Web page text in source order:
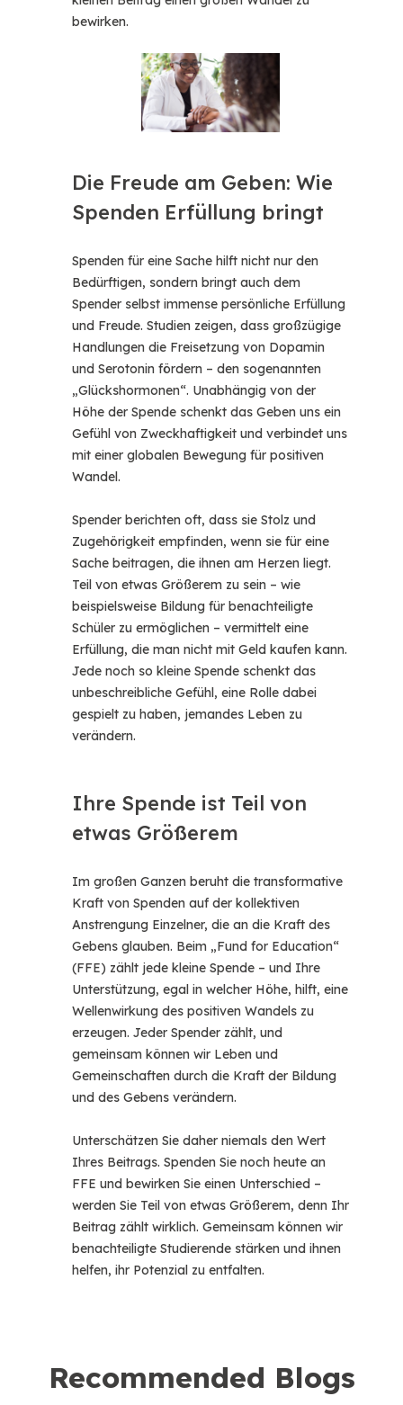
bewirken.
Die Freude am Geben: Wie
Spenden Erfüllung bringt
Spenden für eine Sache hilft nicht nur den
Bedürftigen, sondern bringt auch dem
Spender selbst immense persönliche Erfüllung
und Freude. Studien zeigen, dass großzügige
Handlungen die Freisetzung von Dopamin
und Serotonin fördern – den sogenannten
„Glückshormonen“. Unabhängig von der
Höhe der Spende schenkt das Geben uns ein
Gefühl von Zweckhaftigkeit und verbindet uns
mit einer globalen Bewegung für positiven
Wandel.
Spender berichten oft, dass sie Stolz und
Zugehörigkeit empfinden, wenn sie für eine
Sache beitragen, die ihnen am Herzen liegt.
Teil von etwas Größerem zu sein – wie
beispielsweise Bildung für benachteiligte
Schüler zu ermöglichen – vermittelt eine
Erfüllung, die man nicht mit Geld kaufen kann.
Jede noch so kleine Spende schenkt das
unbeschreibliche Gefühl, eine Rolle dabei
gespielt zu haben, jemandes Leben zu
verändern.
Ihre Spende ist Teil von
etwas Größerem
Im großen Ganzen beruht die transformative
Kraft von Spenden auf der kollektiven
Anstrengung Einzelner, die an die Kraft des
Gebens glauben. Beim „Fund for Education“
(FFE) zählt jede kleine Spende – und Ihre
Unterstützung, egal in welcher Höhe, hilft, eine
Wellenwirkung des positiven Wandels zu
erzeugen. Jeder Spender zählt, und
gemeinsam können wir Leben und
Gemeinschaften durch die Kraft der Bildung
und des Gebens verändern.
Unterschätzen Sie daher niemals den Wert
Ihres Beitrags. Spenden Sie noch heute an
FFE und bewirken Sie einen Unterschied –
werden Sie Teil von etwas Größerem, denn Ihr
Beitrag zählt wirklich. Gemeinsam können wir
benachteiligte Studierende stärken und ihnen
helfen, ihr Potenzial zu entfalten.
Recommended Blogs